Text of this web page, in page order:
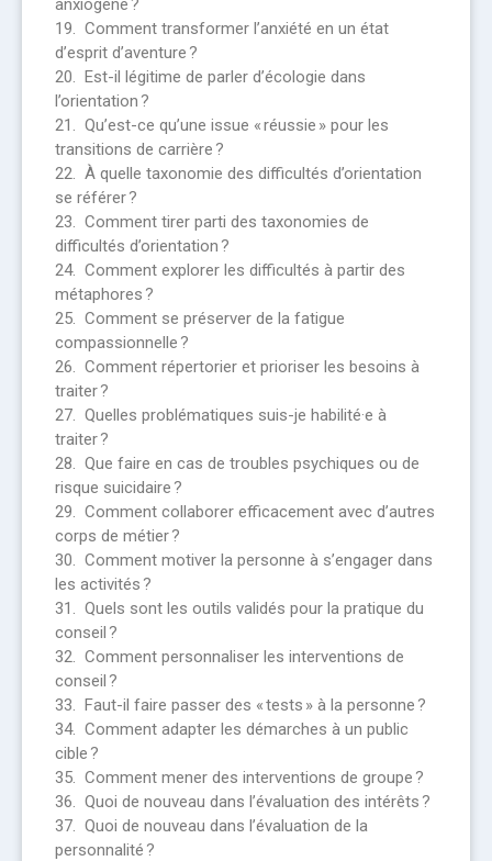
anxiogène ?
19. Comment transformer l’anxiété en un état
d’esprit d’aventure ?
20. Est-il légitime de parler d’écologie dans
l’orientation ?
21. Qu’est-ce qu’une issue « réussie » pour les
transitions de carrière ?
22. À quelle taxonomie des difficultés d’orientation
se référer ?
23. Comment tirer parti des taxonomies de
difficultés d’orientation ?
24. Comment explorer les difficultés à partir des
métaphores ?
25. Comment se préserver de la fatigue
compassionnelle ?
26. Comment répertorier et prioriser les besoins à
traiter ?
27. Quelles problématiques suis-je habilité·e à
traiter ?
28. Que faire en cas de troubles psychiques ou de
risque suicidaire ?
29. Comment collaborer efficacement avec d’autres
corps de métier ?
30. Comment motiver la personne à s’engager dans
les activités ?
31. Quels sont les outils validés pour la pratique du
conseil ?
32. Comment personnaliser les interventions de
conseil ?
33. Faut-il faire passer des « tests » à la personne ?
34. Comment adapter les démarches à un public
cible ?
35. Comment mener des interventions de groupe ?
36. Quoi de nouveau dans l’évaluation des intérêts ?
37. Quoi de nouveau dans l’évaluation de la
personnalité ?